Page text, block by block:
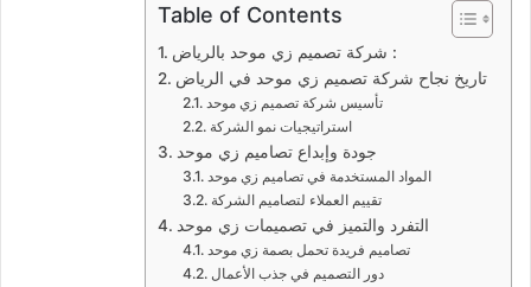
Table of Contents
شركة تصميم زي موحد بالرياض :
تاريخ نجاح شركة تصميم زي موحد في الرياض
تأسيس شركة تصميم زي موحد
استراتيجيات نمو الشركة
جودة وإبداع تصاميم زي موحد
المواد المستخدمة في تصاميم زي موحد
تقييم العملاء لتصاميم الشركة
التفرد والتميز في تصميمات زي موحد
تصاميم فريدة تحمل بصمة زي موحد
دور التصميم في جذب الأعمال